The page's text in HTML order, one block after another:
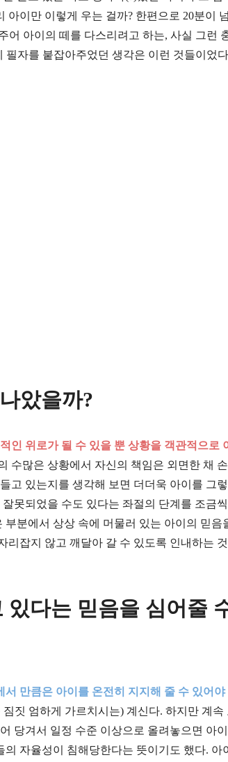
이만 이렇게 우는 걸까? 한편으로 20분이
어 아이의 떼를 다스리려고 하는, 사실 그런
자를 붙잡아주었던 생각은 이런 것들이었
았을까?
인 위로가 될 수 있을 뿐 상황을 객관적으로
수많은 상황에서 자신의 책임은 외면한 채
고 있는지를 생각해 보면 더더욱 아이를 그
못되었을 수도 있다는 좌절의 단계를 조금
분에서 상상 속에 머물러 있는 아이의 믿음
리잡지 않고 깨달아 갈 수 있도록 인내하는
있다는 믿음을 심어줄
서 만큼은 아이를 온전히 지지해 줄 수 있어야
짓 엄하게 가르치시는) 계신다. 하지만 계속
당겨서 일정 수준 이상으로 올려놓으면 아
자율성이 침해당한다는 뜻이기도 했다. 아